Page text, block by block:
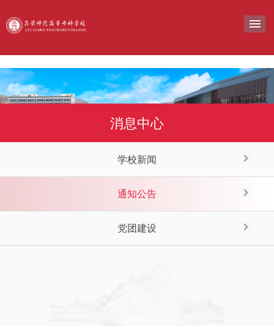
消息中心
学校新闻
通知公告
党团建设